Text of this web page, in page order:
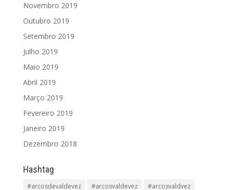
Novembro 2019
Outubro 2019
Setembro 2019
Julho 2019
Maio 2019
Abril 2019
Março 2019
Fevereiro 2019
Janeiro 2019
Dezembro 2018
Hashtag
#arcosdevaldevez #arcosvaldevez
#arcosvaldvez